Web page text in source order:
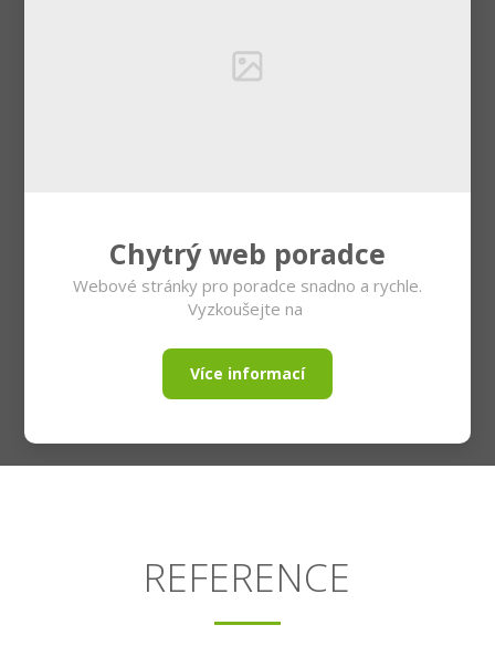
Chytrý web poradce
Webové stránky pro poradce snadno a rychle.
Vyzkoušejte na
Více informací
REFERENCE